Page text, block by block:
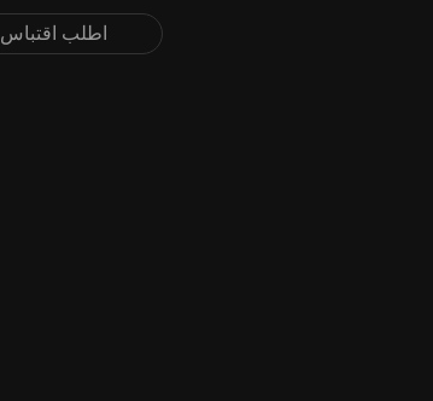
اطلب اقتباس